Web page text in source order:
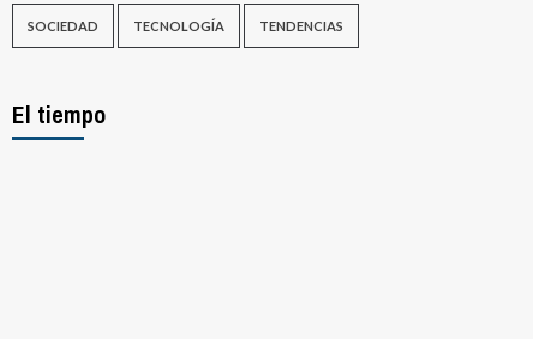
SOCIEDAD TECNOLOGÍA TENDENCIAS
El tiempo